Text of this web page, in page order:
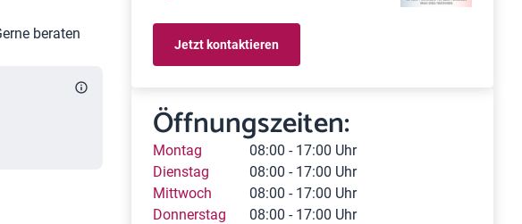
beraten
Jetzt kontaktieren
Öffnungszeiten:
Montag
08:00 - 17:00 Uhr
Dienstag
08:00 - 17:00 Uhr
Mittwoch
08:00 - 17:00 Uhr
Donnerstag
08:00 - 17:00 Uhr